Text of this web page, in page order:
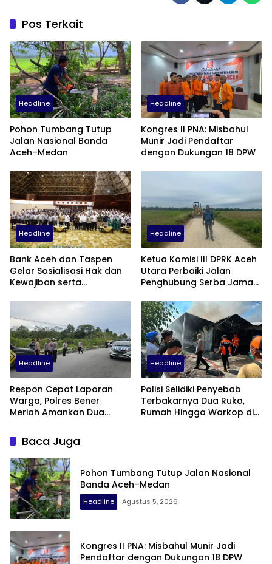
Pos Terkait
Headline
Pohon Tumbang Tutup
Jalan Nasional Banda
Aceh–Medan
Headline
Kongres II PNA: Misbahul
Munir Jadi Pendaftar
dengan Dukungan 18 DPW
Headline
Bank Aceh dan Taspen
Gelar Sosialisasi Hak dan
Kewajiban serta
Menjelang Pensiun
Headline
Ketua Komisi III DPRK Aceh
Utara Perbaiki Jalan
Penghubung Serba Jaman
Gampong Tanah Luas
Headline
Respon Cepat Laporan
Warga, Polres Bener
Meriah Amankan Dua
Terlibat Balap Liar
Headline
Polisi Selidiki Penyebab
Terbakarnya Dua Ruko,
Rumah Hingga Warkop di
Baca Juga
Pohon Tumbang Tutup Jalan Nasional
Banda Aceh–Medan
Headline Agustus 5, 2026
Kongres II PNA: Misbahul Munir Jadi
Pendaftar dengan Dukungan 18 DPW